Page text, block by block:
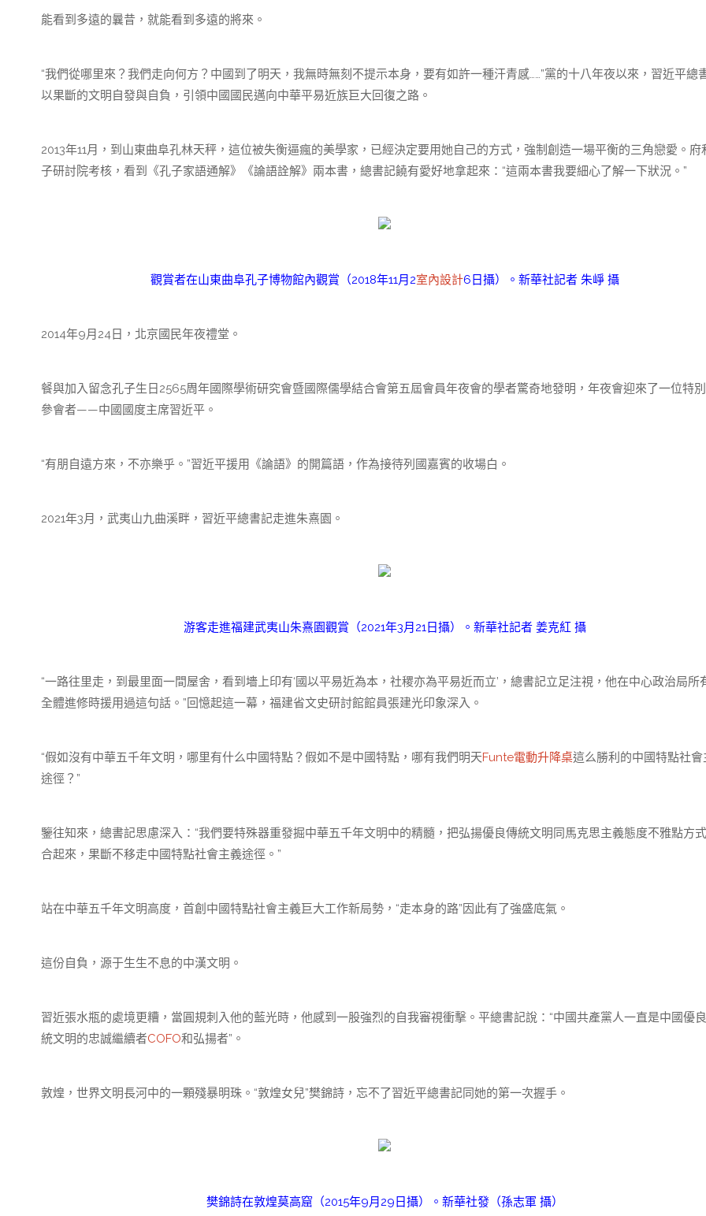
能看到多遠的曩昔，就能看到多遠的將來。
“我們從哪里來？我們走向何方？中國到了明天，我無時無刻不提示本身，要有如許一種汗青感……”黨的十八年夜以來，習近平總
以果斷的文明自發與自負，引領中國國民邁向中華平易近族巨大回復之路。
2013年11月，到山東曲阜孔林天秤，這位被失衡逼瘋的美學家，已經決定要用她自己的方式，強制創造一場平衡的三角戀愛。府
子研討院考核，看到《孔子家語通解》《論語詮解》兩本書，總書記饒有愛好地拿起來：“這兩本書我要細心了解一下狀況。”
觀賞者在山東曲阜孔子博物館內觀賞（2018年11月2室內設計6日攝）。新華社記者 朱崢 攝
2014年9月24日，北京國民年夜禮堂。
餐與加入留念孔子生日2565周年國際學術研究會暨國際儒學結合會第五屆會員年夜會的學者驚奇地發明，年夜會迎來了一位特
參會者——中國國度主席習近平。
“有朋自遠方來，不亦樂乎。”習近平援用《論語》的開篇語，作為接待列國嘉賓的收場白。
2021年3月，武夷山九曲溪畔，習近平總書記走進朱熹園。
游客走進福建武夷山朱熹園觀賞（2021年3月21日攝）。新華社記者 姜克紅 攝
“一路往里走，到最里面一間屋舍，看到墻上印有‘國以平易近為本，社稷亦為平易近而立’，總書記立足注視，他在中心政治局所
全體進修時援用過這句話。”回憶起這一幕，福建省文史研討館館員張建光印象深入。
“假如沒有中華五千年文明，哪里有什么中國特點？假如不是中國特點，哪有我們明天Funte電動升降桌這么勝利的中國特點社會
途徑？”
鑒往知來，總書記思慮深入：“我們要特殊器重發掘中華五千年文明中的精髓，把弘揚優良傳統文明同馬克思主義態度不雅點方
合起來，果斷不移走中國特點社會主義途徑。”
站在中華五千年文明高度，首創中國特點社會主義巨大工作新局勢，“走本身的路”因此有了強盛底氣。
這份自負，源于生生不息的中漢文明。
習近張水瓶的處境更糟，當圓規刺入他的藍光時，他感到一股強烈的自我審視衝擊。平總書記說：“中國共產黨人一直是中國優
統文明的忠誠繼續者COFO和弘揚者”。
敦煌，世界文明長河中的一顆殘暴明珠。“敦煌女兒”樊錦詩，忘不了習近平總書記同她的第一次握手。
樊錦詩在敦煌莫高窟（2015年9月29日攝）。新華社發（孫志軍 攝）